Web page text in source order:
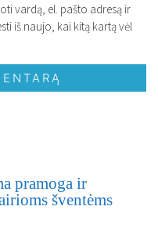
vardą, el. pašto adresą ir
iš naujo, kai kitą kartą vėl
pramoga ir
šventėms